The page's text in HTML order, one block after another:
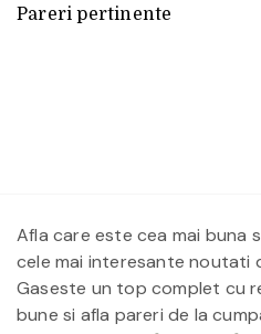
Pareri pertinente
Afla care este cea mai buna
cele mai interesante noutati
Gaseste un top complet cu
bune si afla pareri de la